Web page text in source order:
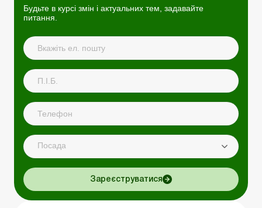
Будьте в курсі змін і актуальних тем, задавайте
питання.
Посада
Зареєструватися